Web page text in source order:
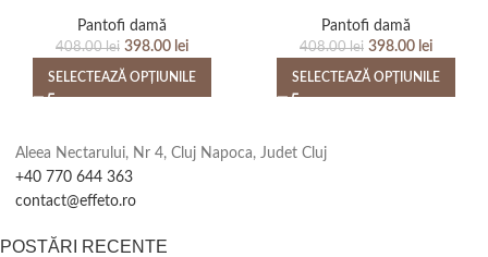
Pantofi damă
408.00lei 398.00 lei
SELECTEAZĂ OPȚIUNILE
Pantofi damă
408.00lei 398.00 lei
SELECTEAZĂ OPȚIUNILE
Aleea Nectarului, Nr 4, Cluj Napoca, Judet Cluj
+40 770 644 363
contact@effeto.ro
POSTĂRI RECENTE